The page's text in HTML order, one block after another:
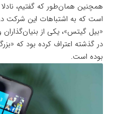
همچنین همان‌طور که گفتیم،
است که به اشتباهات این شرکت
«بیل گیتس»، یکی از
در گذشته اعتراف کرده بود که
بوده است.